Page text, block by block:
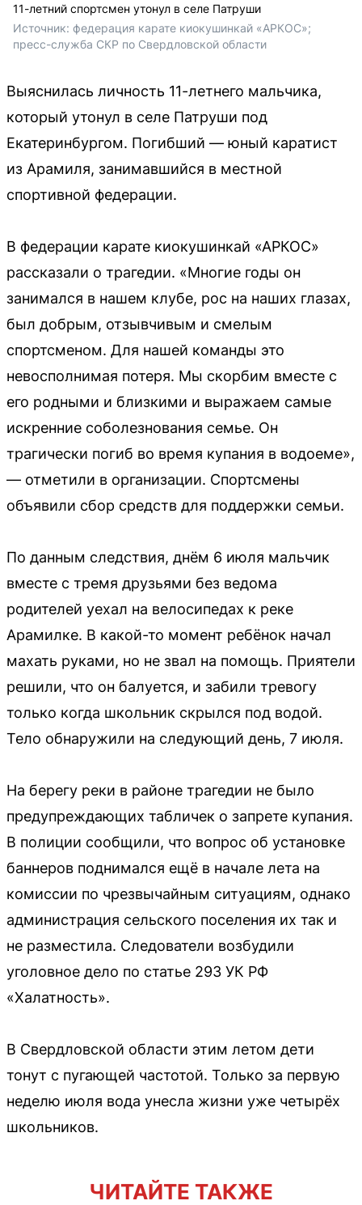
11-летний спортсмен утонул в селе Патруши
Источник:
пресс-служба СКР по Свердловской области
Выяснилась личность 11-летнего мальчика,
который утонул в селе Патруши под
Екатеринбургом. Погибший — юный каратист
из Арамиля, занимавшийся в местной
спортивной федерации.
В федерации карате киокушинкай «АРКОС»
рассказали о трагедии. «Многие годы он
занимался в нашем клубе, рос на наших глазах,
был добрым, отзывчивым и смелым
спортсменом. Для нашей команды это
невосполнимая потеря. Мы скорбим вместе с
его родными и близкими и выражаем самые
искренние соболезнования семье. Он
трагически погиб во время купания в водоеме»,
— отметили в организации. Спортсмены
объявили сбор средств для поддержки семьи.
По данным следствия, днём 6 июля мальчик
вместе с тремя друзьями без ведома
родителей уехал на велосипедах к реке
Арамилке. В какой-то момент ребёнок начал
махать руками, но не звал на помощь. Приятели
решили, что он балуется, и забили тревогу
только когда школьник скрылся под водой.
Тело обнаружили на следующий день, 7 июля.
На берегу реки в районе трагедии не было
предупреждающих табличек о запрете купания.
В полиции сообщили, что вопрос об установке
баннеров поднимался ещё в начале лета на
комиссии по чрезвычайным ситуациям, однако
администрация сельского поселения их так и
не разместила. Следователи возбудили
уголовное дело по статье 293 УК РФ
«Халатность».
В Свердловской области этим летом дети
тонут с пугающей частотой. Только за первую
неделю июля вода унесла жизни уже четырёх
школьников.
ЧИТАЙТЕ ТАКЖЕ